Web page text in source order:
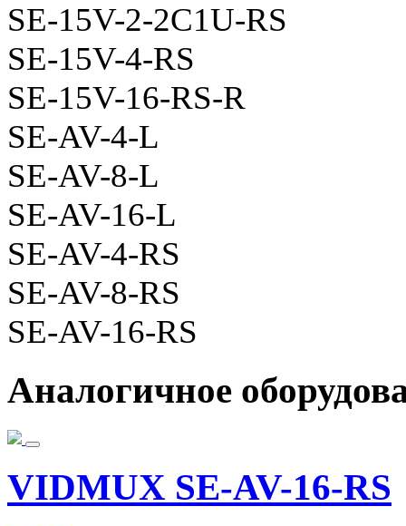
SE-15V-2-2C1U-RS
SE-15V-4-RS
SE-15V-16-RS-R
SE-AV-4-L
SE-AV-8-L
SE-AV-16-L
SE-AV-4-RS
SE-AV-8-RS
SE-AV-16-RS
Аналогичное
VIDMUX SE-AV-16-RS